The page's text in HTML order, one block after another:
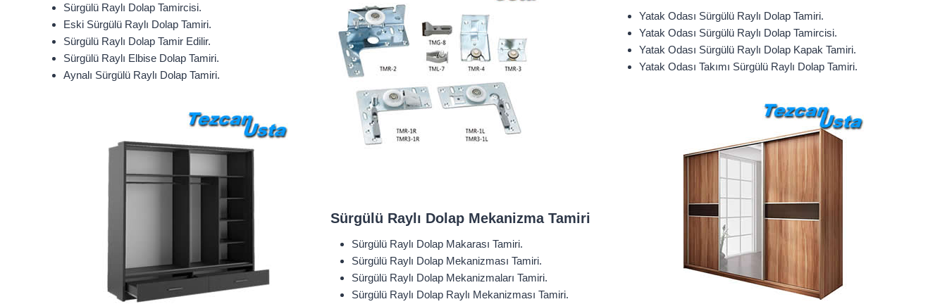
Sürgülü Raylı Dolap Tamircisi.
Eski Sürgülü Raylı Dolap Tamiri.
Sürgülü Raylı Dolap Tamir Edilir.
Sürgülü Raylı Elbise Dolap Tamiri.
Aynalı Sürgülü Raylı Dolap Tamiri.
Sürgülü Raylı Dolap Mekanizma Tamiri
Sürgülü Raylı Dolap Makarası Tamiri.
Sürgülü Raylı Dolap Mekanizması Tamiri.
Sürgülü Raylı Dolap Mekanizmaları Tamiri.
Sürgülü Raylı Dolap Raylı Mekanizması Tamiri.
Yatak Odası Sürgülü Raylı Dolap Tamiri.
Yatak Odası Sürgülü Raylı Dolap Tamircisi.
Yatak Odası Sürgülü Raylı Dolap Kapak Tamiri.
Yatak Odası Takımı Sürgülü Raylı Dolap Tamiri.